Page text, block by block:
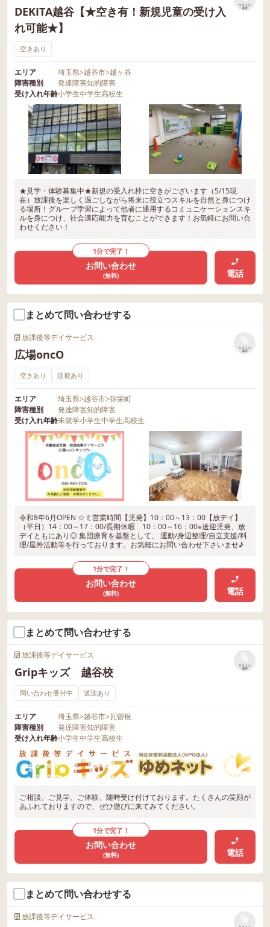
DEKITA越谷【★空き有！新規児童の受け入
れ可能★】
リストに
保存
空きあり
エリア 埼玉県>越谷市>越ヶ谷
障害種別
発達障害知的障害
受け入れ年齢小学生中学生高校生
★見学・体験募集中★新規の受入れ枠に空きがございます（5/15現
在）放課後を楽しく過ごしながら将来に役立つスキルを自然と身につけ
る場所！グループ学習によって他者に通用するコミュニケーションスキ
ルを身につけ、社会適応能力を育むことができます！お気軽にお問い合
わせください！
1分で完了！
お問い合わせ
(無料) 電話
まとめて問い合わせする
放課後等デイサービス
広場oncO
リストに
保存
空きあり 送迎あり
エリア 埼玉県>越谷市>弥栄町
障害種別
発達障害知的障害
受け入れ年齢未就学小学生中学生高校生
令和8年6月OPEN ☆ミ営業時間【児発】10：00～13：00【放デイ】
（平日）14：00～17：00/長期休暇 10：00～16：00※送迎児発、放
デイともにあり◎ 集団療育を基盤として、 運動/身辺整理/自立支援/料
理/屋外活動等を行っております。お気軽にお問い合わせ下さいませ♪
1分で完了！
お問い合わせ
(無料) 電話
まとめて問い合わせする
放課後等デイサービス
Gripキッズ 越谷校
リストに
保存
問い合わせ受付中 送迎あり
エリア 埼玉県>越谷市>瓦曽根
障害種別
発達障害知的障害
受け入れ年齢小学生中学生高校生
ご相談、ご見学、ご体験、随時受け付けております。たくさんの笑顔が
あふれておりますので、ぜひ遊びに来てみてください。
1分で完了！
お問い合わせ
(無料) 電話
まとめて問い合わせする
放課後等デイサービス